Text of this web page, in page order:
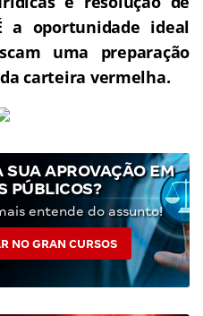
a oportunidade ideal
uma preparação
carteira vermelha.
SUA APROVAÇÃO EM
PÚBLICOS?
entende do assunto!
NO GRAN CURSOS